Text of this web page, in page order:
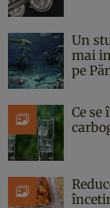
Un
mai
pe
Ce